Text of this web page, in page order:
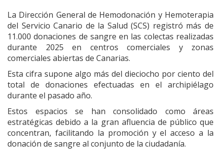
La Dirección General de Hemodonación y Hemoterapia
del Servicio Canario de la Salud (SCS) registró más de
11.000 donaciones de sangre en las colectas realizadas
durante 2025 en centros comerciales y zonas
comerciales abiertas de Canarias.
Esta cifra supone algo más del dieciocho por ciento del
total de donaciones efectuadas en el archipiélago
durante el pasado año.
Estos espacios se han consolidado como áreas
estratégicas debido a la gran afluencia de público que
concentran, facilitando la promoción y el acceso a la
donación de sangre al conjunto de la ciudadanía.